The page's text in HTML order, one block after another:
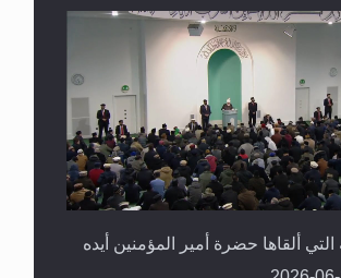
ألقاها حضرة أمير المؤمنين أيده